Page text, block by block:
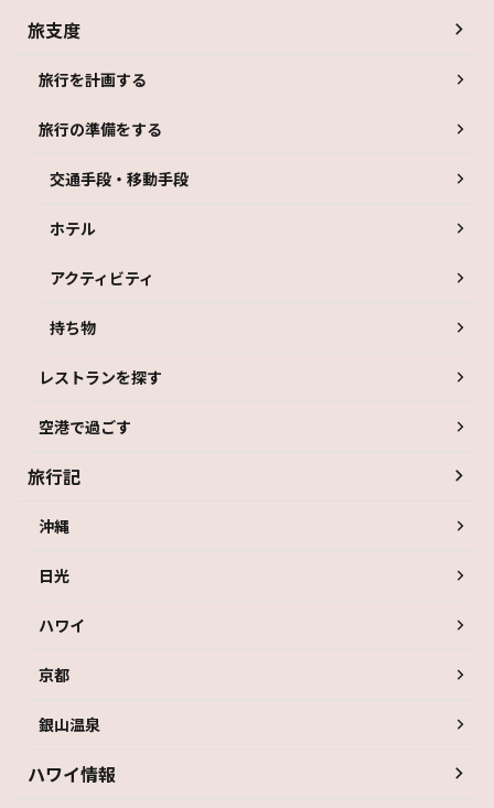
旅支度
旅行を計画する
旅行の準備をする
交通手段・移動手段
ホテル
アクティビティ
持ち物
レストランを探す
空港で過ごす
旅行記
沖縄
日光
ハワイ
京都
銀山温泉
ハワイ情報